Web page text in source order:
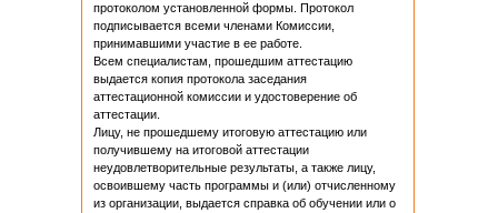
протоколом установленной формы. Протокол
подписывается всеми членами Комиссии,
принимавшими участие в ее работе.
Всем специалистам, прошедшим аттестацию
выдается копия протокола заседания
аттестационной комиссии и удостоверение об
аттестации.
Лицу, не прошедшему итоговую аттестацию или
получившему на итоговой аттестации
неудовлетворительные результаты, а также лицу,
освоившему часть программы и (или) отчисленному
из организации, выдается справка об обучении или о